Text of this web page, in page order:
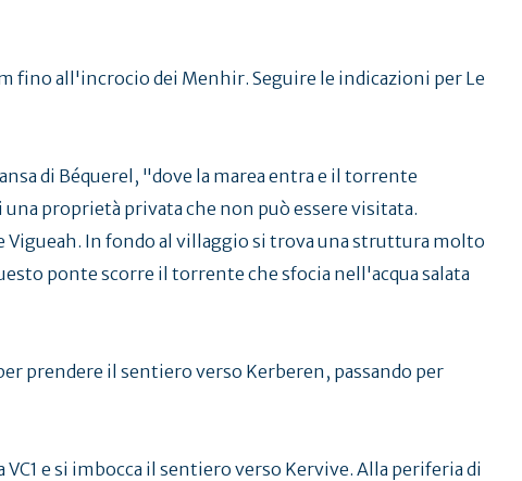
fino all'incrocio dei Menhir. Seguire le indicazioni per Le
di Béquerel, "dove la marea entra e il torrente
proprietà privata che non può essere visitata.
Vigueah. In fondo al villaggio si trova una struttura molto
ponte scorre il torrente che sfocia nell'acqua salata
prendere il sentiero verso Kerberen, passando per
e si imbocca il sentiero verso Kervive. Alla periferia di